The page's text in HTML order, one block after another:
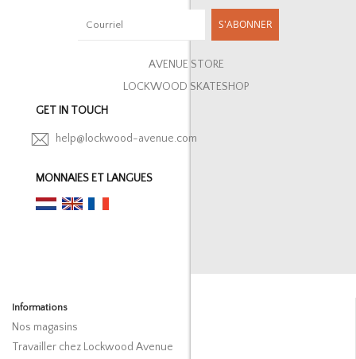
S'ABONNER
AVENUE STORE
LOCKWOOD SKATESHOP
GET IN TOUCH
help@lockwood-avenue.com
MONNAIES ET LANGUES
Informations
Nos magasins
Travailler chez Lockwood Avenue